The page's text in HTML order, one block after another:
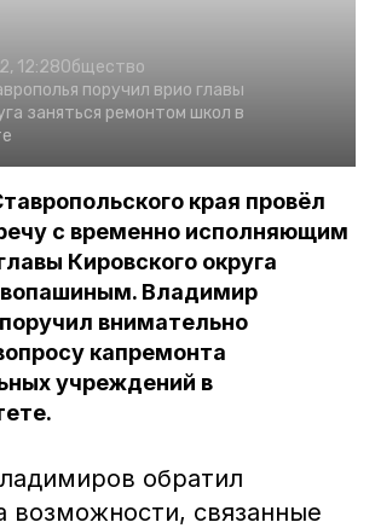
12:28Общество
поручил врио главы
заняться ремонтом школ в
края провёл
с временно исполняющим
Кировского округа
Владимир
внимательно
капремонта
учреждений в
обратил
возможности, связанные